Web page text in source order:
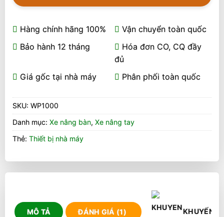
Hàng chính hãng 100%
Vận chuyển toàn quốc
Bảo hành 12 tháng
Hóa đơn CO, CQ đầy
đủ
Giá gốc tại nhà máy
Phân phối toàn quốc
SKU: WP1000
Danh mục: Xe nâng bàn, Xe nâng tay
Thẻ: Thiết bị nhà máy
MÔ TẢ ĐÁNH GIÁ (1) KHUYẾN